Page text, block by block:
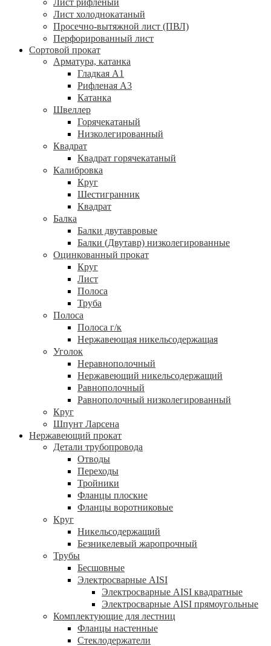
Лист холоднокатаный
Просечно-вытяжной лист (ПВЛ)
Перфорированный лист
Сортовой прокат
Арматура, катанка
Гладкая А1
Рифленая А3
Катанка
Швеллер
Горячекатаный
Низколегированный
Квадрат
Квадрат горячекатаный
Калибровка
Круг
Шестигранник
Квадрат
Балка
Балки двутавровые
Балки (Двутавр) низколегированные
Оцинкованный прокат
Круг
Лист
Полоса
Труба
Полоса
Полоса г/к
Нержавеющая никельсодержащая
Уголок
Неравнополочный
Нержавеющий никельсодержащий
Равнополочный
Равнополочный низколегированный
Круг
Шпунт Ларсена
Нержавеющий прокат
Детали трубопровода
Отводы
Переходы
Тройники
Фланцы плоские
Фланцы воротниковые
Круг
Никельсодержащий
Безникелевый жаропрочный
Трубы
Бесшовные
Электросварные AISI
Электросварные AISI квадратные
Электросварные AISI прямоугольные
Комплектующие для лестниц
Фланцы настенные
Стеклодержатели